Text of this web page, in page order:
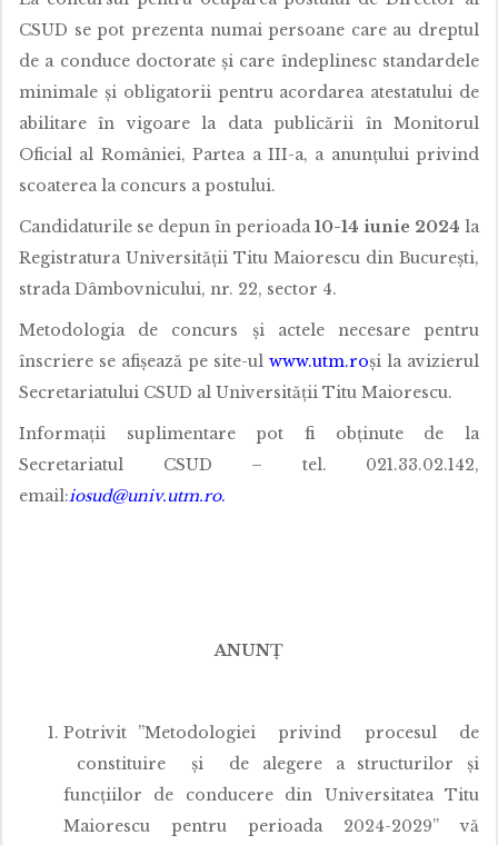
CSUD se pot prezenta numai persoane care au dreptul
de a conduce doctorate și care îndeplinesc standardele
minimale și obligatorii pentru acordarea atestatului de
abilitare în vigoare la data publicării în Monitorul
Oficial al României, Partea a III-a, a anunțului privind
scoaterea la concurs a postului.
Candidaturile se depun în perioada10-14 iunie 2024 la
Registratura Universității Titu Maiorescu din București,
strada Dâmbovnicului, nr. 22, sector 4.
Metodologia de concurs și actele necesare pentru
înscriere se afișează pe site-ul www.utm.roși la avizierul
Secretariatului CSUD al Universității Titu Maiorescu.
Informații suplimentare pot fi obținute de la
Secretariatul CSUD – tel. 021.33.02.142,
email:iosud@univ.utm.ro.
ANUNȚ
Potrivit ”Metodologiei privind procesul de
constituire și de alegere a structurilor și
funcțiilor de conducere din Universitatea Titu
Maiorescu pentru perioada 2024-2029” vă